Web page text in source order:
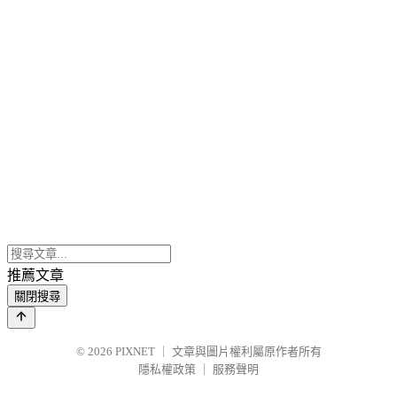
推薦文章
關閉搜尋
© 2026 PIXNET
文章與圖片權利屬原作者所有
隱私權政策
服務聲明